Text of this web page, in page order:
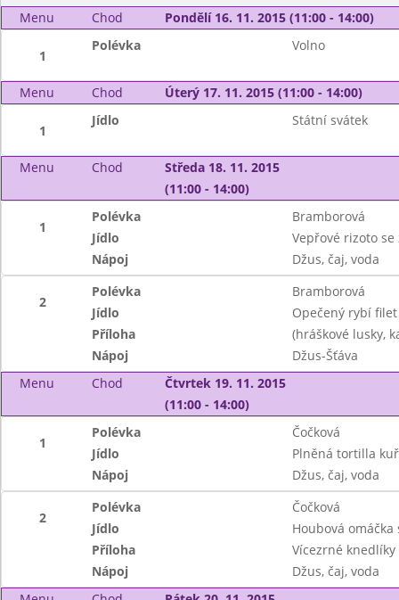
Menu Chod Pondělí 16. 11. 2015 (11:00 - 14:00)
1
Polévka Volno
Menu Chod Úterý 17. 11. 2015 (11:00 - 14:00)
1
Jídlo Státní svátek
Menu Chod
Středa 18. 11. 2015
(11:00 - 14:00)
1
Polévka
Bramborová
Jídlo
Vepřové rizoto
Nápoj
Džus, čaj, voda
2
Polévka
Bramborová
Jídlo
Opečený rybí
Příloha
(hráškové lusky,
Nápoj
Džus-Šťáva
Menu
Chod
Čtvrtek 19. 11. 2015
(11:00 - 14:00)
1
Polévka
Čočková
Jídlo
Plněná tortilla
Nápoj
Džus, čaj, voda
2
Polévka
Čočková
Jídlo
Houbová
Příloha
Vícezrné knedlíky
Nápoj
Džus, čaj, voda